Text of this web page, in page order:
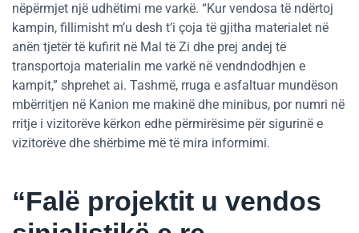
nëpërmjet një udhëtimi me varkë. “Kur vendosa të ndërtoj
kampin, fillimisht m’u desh t’i çoja të gjitha materialet në
anën tjetër të kufirit në Mal të Zi dhe prej andej të
transportoja materialin me varkë në vendndodhjen e
kampit,” shprehet ai. Tashmë, rruga e asfaltuar mundëson
mbërritjen në Kanion me makinë dhe minibus, por numri në
rritje i vizitorëve kërkon edhe përmirësime për sigurinë e
vizitorëve dhe shërbime më të mira informimi.
“Falë projektit u vendos